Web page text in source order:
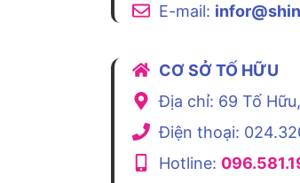
E-mail:
CƠ SỞ TỐ HỮU
Địa chỉ: 69 Tố
Điện thoại:
Hotline: